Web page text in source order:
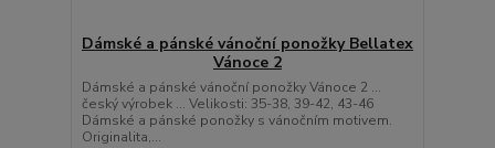
Dámské a pánské vánoční ponožky Bellatex
Vánoce 2
Dámské a pánské vánoční ponožky Vánoce 2 ...
český výrobek ... Velikosti: 35-38, 39-42, 43-46
Dámské a pánské ponožky s vánočním motivem.
Originalita,...